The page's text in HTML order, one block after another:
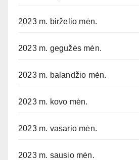
2023 m. birželio mėn.
2023 m. gegužės mėn.
2023 m. balandžio mėn.
2023 m. kovo mėn.
2023 m. vasario mėn.
2023 m. sausio mėn.